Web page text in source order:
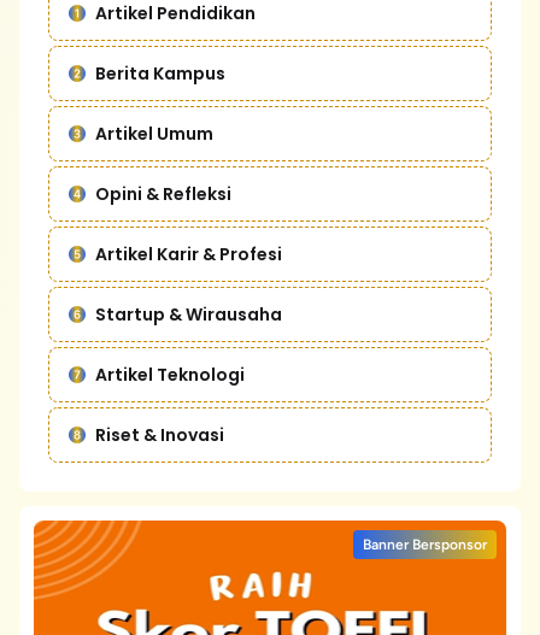
Artikel Pendidikan
Berita Kampus
Artikel Umum
Opini & Refleksi
Artikel Karir & Profesi
Startup & Wirausaha
Artikel Teknologi
Riset & Inovasi
Banner Bersponsor